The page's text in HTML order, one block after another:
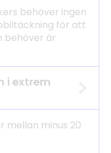
behöver ingen
för att
behöver är
i extrem
mellan minus 20